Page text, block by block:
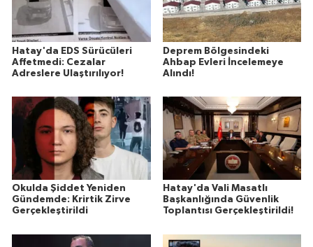
Hatay'da EDS Sürücüleri
Affetmedi: Cezalar
Adreslere Ulaştırılıyor!
Deprem Bölgesindeki
Ahbap Evleri İncelemeye
Alındı!
Okulda Şiddet Yeniden
Gündemde: Krirtik Zirve
Gerçekleştirildi
Hatay'da Vali Masatlı
Başkanlığında Güvenlik
Toplantısı Gerçekleştirildi!